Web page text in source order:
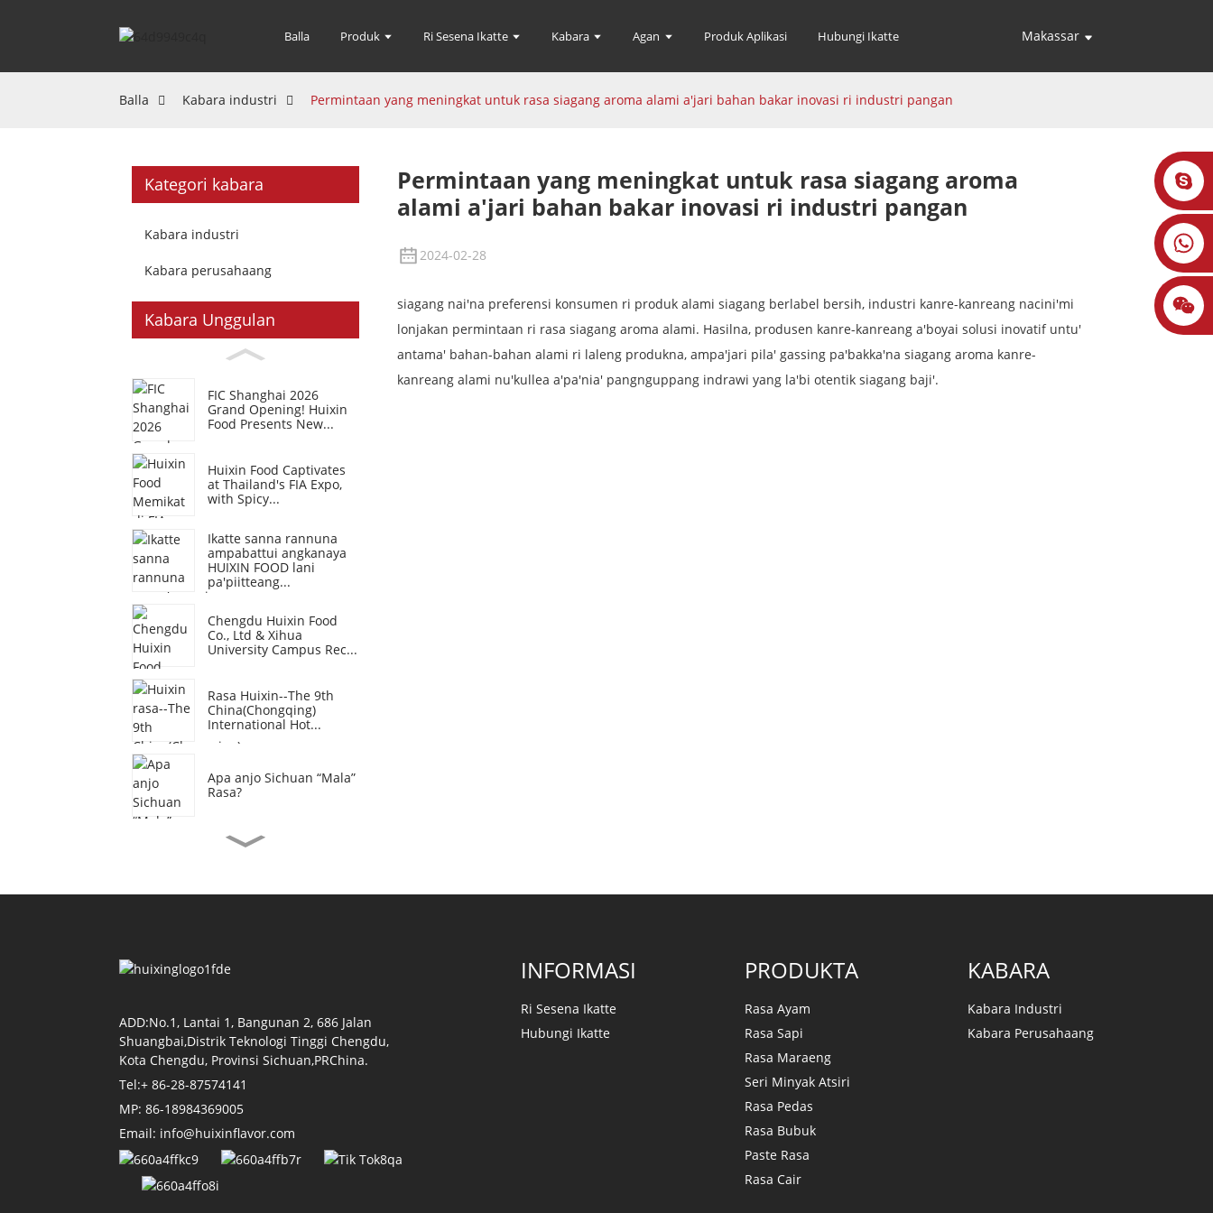
Balla Produk Ri Sesena Ikatte Kabara Agan Produk Aplikasi Hubungi Ikatte Makassar
Balla Kabara industri Permintaan yang meningkat untuk rasa siagang aroma alami a'jari bahan bakar inovasi ri industri pangan
Kategori kabara
Kabara industri
Kabara perusahaang
Kabara Unggulan
FIC Shanghai 2026
Grand Opening! Huixin
Food Presents New...
Huixin Food Captivates
at Thailand's FIA Expo,
with Spicy...
Ikatte sanna rannuna
ampabattui angkanaya
HUIXIN FOOD lani
pa'piitteang...
Chengdu Huixin Food
Co., Ltd & Xihua
University Campus Rec...
Rasa Huixin--The 9th
China(Chongqing)
International Hot...
Apa anjo Sichuan “Mala”
Rasa?
Huixin Food Debut ri
nipake rasa kanre?
Pameran ganda
a'le'basa' | Rasa Huixin
angngerang barang
beru...
Permintaan yang meningkat untuk rasa siagang aroma
alami a'jari bahan bakar inovasi ri industri pangan
2024-02-28
siagang nai'na preferensi konsumen ri produk alami siagang berlabel bersih, industri kanre-kanreang nacini'mi
lonjakan permintaan ri rasa siagang aroma alami. Hasilna, produsen kanre-kanreang a'boyai solusi inovatif untu'
antama' bahan-bahan alami ri laleng produkna, ampa'jari pila' gassing pa'bakka'na siagang aroma kanre-
kanreang alami nu'kullea a'pa'nia' pangnguppang indrawi yang la'bi otentik siagang baji'.
ADD:No.1, Lantai 1, Bangunan 2, 686 Jalan
Shuangbai,Distrik Teknologi Tinggi Chengdu,
Kota Chengdu, Provinsi Sichuan,PRChina.
Tel:+ 86-28-87574141
MP: 86-18984369005
Email: info@huixinflavor.com
INFORMASI
Ri Sesena Ikatte
Hubungi Ikatte
PRODUKTA
Rasa Ayam
Rasa Sapi
Rasa Maraeng
Seri Minyak Atsiri
Rasa Pedas
Rasa Bubuk
Paste Rasa
Rasa Cair
KABARA
Kabara Industri
Kabara Perusahaang